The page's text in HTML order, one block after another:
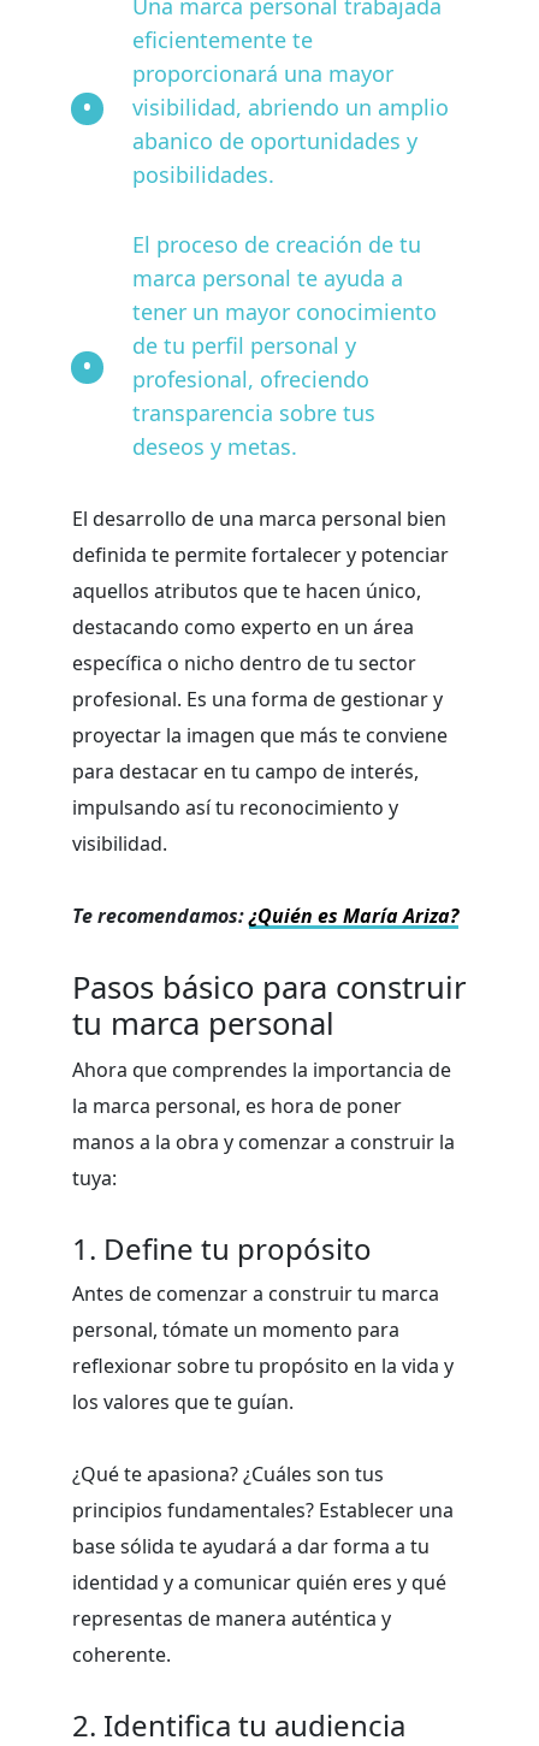
Una marca personal trabajada
eficientemente te
proporcionará una mayor
visibilidad, abriendo un amplio
abanico de oportunidades y
posibilidades.
El proceso de creación de tu
marca personal te ayuda a
tener un mayor conocimiento
de tu perfil personal y
profesional, ofreciendo
transparencia sobre tus
deseos y metas.
El desarrollo de una marca personal bien
definida te permite fortalecer y potenciar
aquellos atributos que te hacen único,
destacando como experto en un área
específica o nicho dentro de tu sector
profesional. Es una forma de gestionar y
proyectar la imagen que más te conviene
para destacar en tu campo de interés,
impulsando así tu reconocimiento y
visibilidad.
Te recomendamos:¿Quién es María Ariza?
Pasos básico para construir
tu marca personal
Ahora que comprendes la importancia de
la marca personal, es hora de poner
manos a la obra y comenzar a construir la
tuya:
1. Define tu propósito
Antes de comenzar a construir tu marca
personal, tómate un momento para
reflexionar sobre tu propósito en la vida y
los valores que te guían.
¿Qué te apasiona? ¿Cuáles son tus
principios fundamentales? Establecer una
base sólida te ayudará a dar forma a tu
identidad y a comunicar quién eres y qué
representas de manera auténtica y
coherente.
2. Identifica tu audiencia